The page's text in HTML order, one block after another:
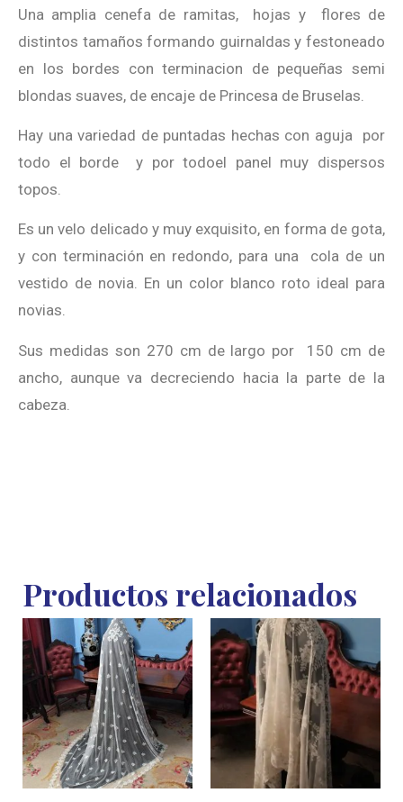
Una amplia cenefa de ramitas, hojas y flores de
distintos tamaños formando guirnaldas y festoneado
en los bordes con terminacion de pequeñas semi
blondas suaves, de encaje de Princesa de Bruselas.
Hay una variedad de puntadas hechas con aguja por
todo el borde y por todoel panel muy dispersos
topos.
Es un velo delicado y muy exquisito, en forma de gota,
y con terminación en redondo, para una cola de un
vestido de novia. En un color blanco roto ideal para
novias.
Sus medidas son 270 cm de largo por 150 cm de
ancho, aunque va decreciendo hacia la parte de la
cabeza.
Productos relacionados